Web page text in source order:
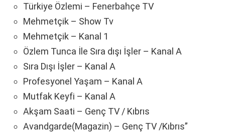
Türkiye Özlemi – Fenerbahçe TV
Mehmetçik – Show Tv
Mehmetçik – Kanal 1
Özlem Tunca İle Sıra dışı İşler – Kanal A
Sıra Dışı İşler – Kanal A
Profesyonel Yaşam – Kanal A
Mutfak Keyfi – Kanal A
Akşam Saati – Genç TV / Kıbrıs
Avandgarde(Magazin) – Genç TV /Kıbrıs”